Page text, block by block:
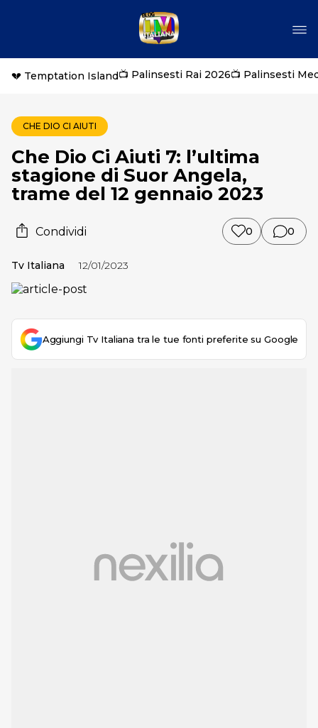
💔 Temptation Island📺 Palinsesti Rai 2026📺 Palinsesti
CHE DIO CI AIUTI
Che Dio Ci Aiuti 7: l’ultima
stagione di Suor Angela,
trame del 12 gennaio 2023
Condividi 0 0
Tv Italiana 12/01/2023
Aggiungi Tv Italiana tra le tue fonti preferite su Google